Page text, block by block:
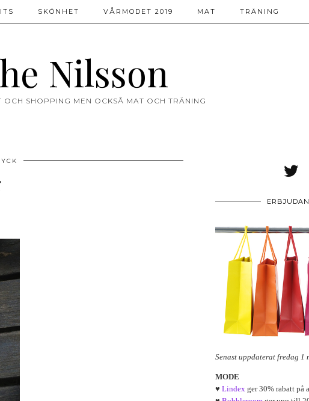
Nilsson
OCH SHOPPING MEN OCKSÅ MAT OCH TRÄNING
SKÖNHET VÅRMODET 2019 MAT TRÄNING
Senast uppdaterat fredag 1
MODE
♥ Lindex ger 30% rabatt på